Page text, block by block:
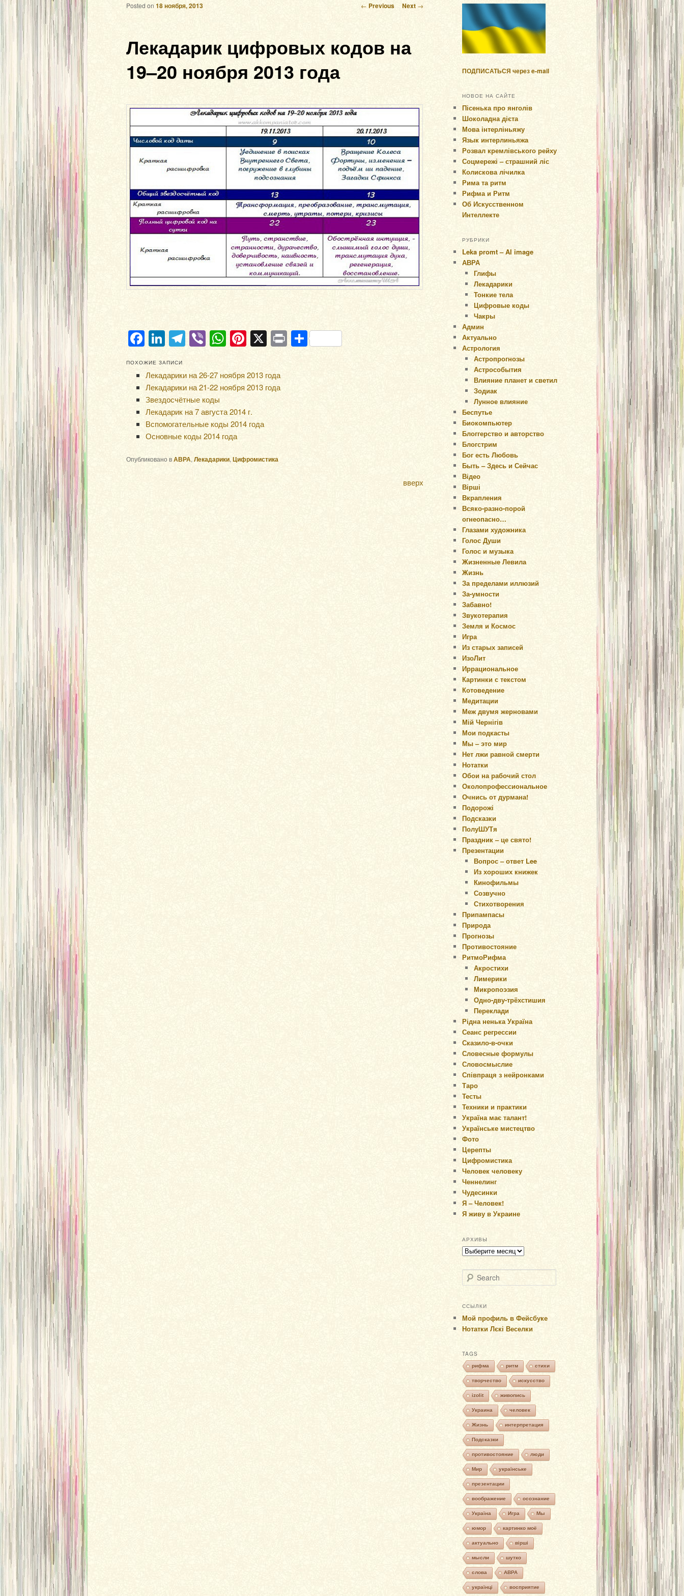
Post navigation
← Previous Next →
Лекадарик цифровых кодов на
19–20 ноября 2013 года
Posted on 18 ноября, 2013
Facebook
LinkedIn
Telegram
ViberWhatsApp
Pinterest
X PrintОтправить
ПОХОЖИЕ ЗАПИСИ
Лекадарики на 26-27 ноября 2013 года
Лекадарики на 21-22 ноября 2013 года
Звездосчётные коды
Лекадарик на 7 августа 2014 г.
Вспомогательные коды 2014 года
Основные коды 2014 года
Опубликовано вАВРА, Лекадарики, Цифромистика
вверх
ПОДПИСАТЬСЯ через e-mail
НОВОЕ НА САЙТЕ
Пісенька про янголів
Шоколадна дієта
Мова інтерліньяжу
Язык интерлиньяжа
Розвал кремлівського рейху
Соцмережі – страшний ліс
Колискова лічилка
Рима та ритм
Рифма и Ритм
Об Искусственном
Интеллекте
РУБРИКИ
Leka promt – AI image
АВРА
Глифы
Лекадарики
Тонкие тела
Цифровые коды
Чакры
Админ
Актуально
Астрология
Астропрогнозы
Астрособытия
Влияние планет и светил
Зодиак
Лунное влияние
Беспутье
Биокомпьютер
Блоггерство и авторство
Блогстрим
Бог есть Любовь
Быть – Здесь и Сейчас
Відео
Вірші
Вкрапления
Всяко-разно-порой
огнеопасно…
Глазами художника
Голос Души
Голос и музыка
Жизненные Левила
Жизнь
За пределами иллюзий
За-умности
Забавно!
Звукотерапия
Земля и Космос
Игра
Из старых записей
ИзоЛит
Иррациональное
Картинки с текстом
Котоведение
Медитации
Меж двумя жерновами
Мій Чернігів
Мои подкасты
Мы – это мир
Нет лжи равной смерти
Нотатки
Обои на рабочий стол
Околопрофессиональное
Очнись от дурмана!
Подорожі
Подсказки
ПолуШУТя
Праздник – це свято!
Презентации
Вопрос – ответ Lee
Из хороших книжек
Кинофильмы
Созвучно
Стихотворения
Припампасы
Природа
Прогнозы
Противостояние
РитмоРифма
Акростихи
Лимерики
Микропоэзия
Одно-дву-трёхстишия
Переклади
Рідна ненька Україна
Сеанс регрессии
Сказило-в-очки
Словесные формулы
Словосмыслие
Співпраця з нейронками
Таро
Тесты
Техники и практики
Україна має талант!
Українське мистецтво
Фото
Церепты
Цифромистика
Человек человеку
Ченнелинг
Чудесинки
Я – Человек!
Я живу в Украине
АРХИВЫ
Архивы
Search
ССЫЛКИ
Мой профиль в Фейсбуке
Нотатки Лєкі Веселки
TAGS
рифма ритм стихи
творчество искусство
izolit живопись
Украина человек
Жизнь интерпретация
Подсказки
противостояние люди
Мир українське
презентации
воображение осознание
Україна Игра Мы
юмор картинко моё
актуально вірші
мысли шутко
слова АВРА
українці восприятие